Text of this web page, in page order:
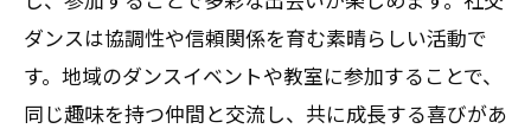
ダンスは協調性や信頼関係を育む素晴らしい活動で
す。地域のダンスイベントや教室に参加することで、
同じ趣味を持つ仲間と交流し、共に成長する喜びがあ